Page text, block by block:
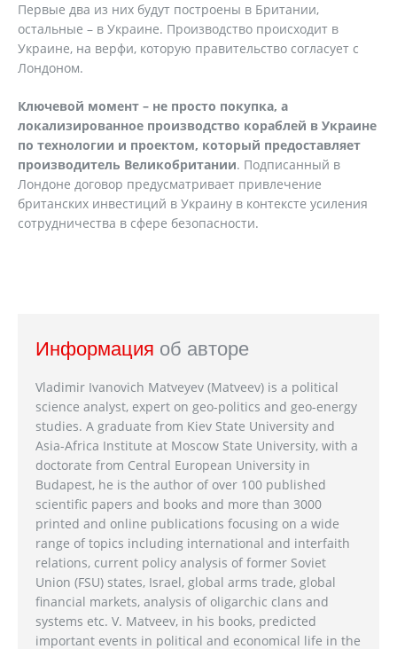
Первые два из них будут построены в Британии,
остальные – в Украине. Производство происходит в
Украине, на верфи, которую правительство согласует с
Лондоном.
Ключевой момент – не просто покупка, а
локализированное производство кораблей в Украине
по технологии и проектом, который предоставляет
производитель Великобритании. Подписанный в
Лондоне договор предусматривает привлечение
британских инвестиций в Украину в контексте усиления
сотрудничества в сфере безопасности.
Информация об авторе
Vladimir Ivanovich Matveyev (Matveev) is a political
science analyst, expert on geo-politics and geo-energy
studies. A graduate from Kiev State University and
Asia-Africa Institute at Moscow State University, with a
doctorate from Central European University in
Budapest, he is the author of over 100 published
scientific papers and books and more than 3000
printed and online publications focusing on a wide
range of topics including international and interfaith
relations, current policy analysis of former Soviet
Union (FSU) states, Israel, global arms trade, global
financial markets, analysis of oligarchic clans and
systems etc. V. Matveev, in his books, predicted
important events in political and economical life in the